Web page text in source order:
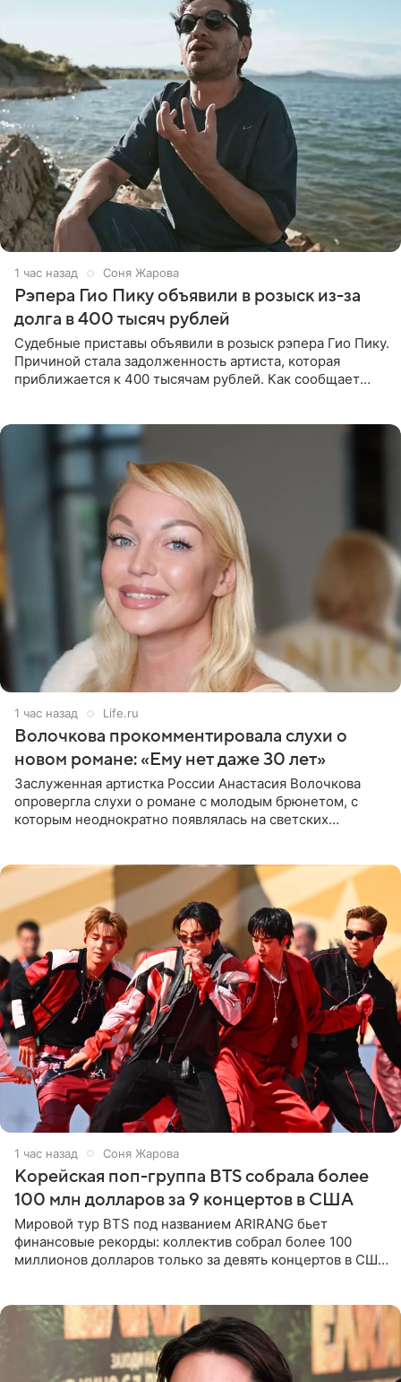
1 час назад Соня Жарова
Рэпера Гио Пику объявили в розыск из-за
долга в 400 тысяч рублей
Судебные приставы объявили в розыск рэпера Гио Пику.
Причиной стала задолженность артиста, которая
приближается к 400 тысячам рублей. Как сообщает
1 час назад Life.ru
Волочкова прокомментировала слухи о
новом романе: «Ему нет даже 30 лет»
Заслуженная артистка России Анастасия Волочкова
опровергла слухи о романе с молодым брюнетом, с
которым неоднократно появлялась на светских
1 час назад Соня Жарова
Корейская поп-группа BTS собрала более
100 млн долларов за 9 концертов в США
Мировой тур BTS под названием ARIRANG бьет
финансовые рекорды: коллектив собрал более 100
миллионов долларов только за девять концертов в США.